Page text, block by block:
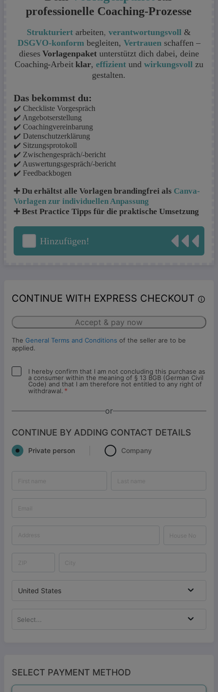
professionelle Coaching-Prozesse
Strukturiert arbeiten,verantwortungsvoll &
DSGVO-konform begleiten, Vertrauen schaffen –
diesesVorlagenpaket unterstützt dich dabei, deine
Coaching-Arbeitklar, effizient und wirkungsvoll zu
gestalten.
Das bekommst du:
✔️ Checkliste Vorgespräch
✔️ Angebotserstellung
✔️ Coachingvereinbarung
✔️ Datenschutzerklärung
✔️ Sitzungsprotokoll
✔️ Zwischengespräch/-bericht
✔️ Auswertungsgespräch/-bericht
✔️ Feedbackbogen
➕ Du erhältst alle Vorlagen brandingfrei als Canva-
Vorlagen zur individuellen Anpassung
➕ Best Practice Tipps für die praktische Umsetzung
Hinzufügen!
CONTINUE WITH EXPRESS CHECKOUT
Accept & pay now
The General Terms and Conditions of the seller are to be
applied.
I hereby confirm that I am not concluding this purchase as
a consumer within the meaning of § 13 BGB (German Civil
Code) and that I am therefore not entitled to any right of
withdrawal. *
or
CONTINUE BY ADDING CONTACT DETAILS
Private person Company
United States
Select...
SELECT PAYMENT METHOD